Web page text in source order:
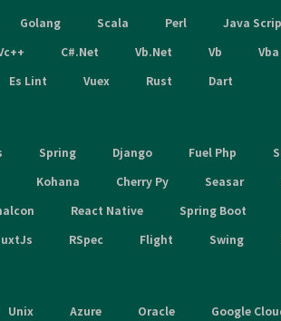
Golang Scala Perl Java
C#.Net Vb.Net Vb Vba
Es Lint Vuex Rust Dart
Spring Django Fuel Php
Kohana Cherry Py Seasar
React Native Spring Boot
RSpec Flight Swing
Unix Azure Oracle Google